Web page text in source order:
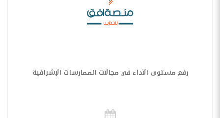
رفع مستوى الأداء في مجالات الممارسات الإشرافية